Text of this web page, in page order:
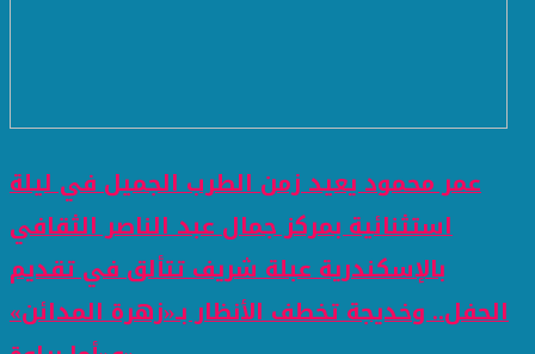
عمر محمود يعيد زمن الطرب الجميل في ليلة
استثنائية بمركز جمال عبد الناصر الثقافي
بالإسكندرية عبلة شريف تتألق في تقديم
الحفل.. وخديجة تخطف الأنظار بـ«زهرة المدائن»